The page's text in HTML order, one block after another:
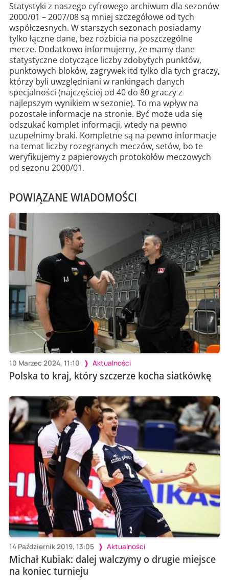
Statystyki z naszego cyfrowego archiwum dla sezonów
2000/01 – 2007/08 są mniej szczegółowe od tych
współczesnych. W starszych sezonach posiadamy
tylko łączne dane, bez rozbicia na poszczególne
mecze. Dodatkowo informujemy, że mamy dane
statystyczne dotyczące liczby zdobytych punktów,
punktowych bloków, zagrywek itd tylko dla tych graczy,
którzy byli uwzględniani w rankingach danych
specjalności (najczęściej od 40 do 80 graczy z
najlepszym wynikiem w sezonie). To ma wpływ na
pozostałe informacje na stronie. Być może uda się
odszukać komplet informacji, wtedy na pewno
uzupełnimy braki. Kompletne są na pewno informacje
na temat liczby rozegranych meczów, setów, bo te
weryfikujemy z papierowych protokołów meczowych
od sezonu 2000/01.
POWIĄZANE WIADOMOŚCI
10 Marzec 2024, 11:10 Aktualności
Polska to kraj, który szczerze kocha siatkówkę
14 Październik 2019, 13:05 Aktualności
Michał Kubiak: dalej walczymy o drugie miejsce
na koniec turnieju